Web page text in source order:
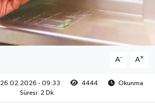
A- A+
26.02.2026 - 09:33 4444
Okunma
Süresi: 2 Dk